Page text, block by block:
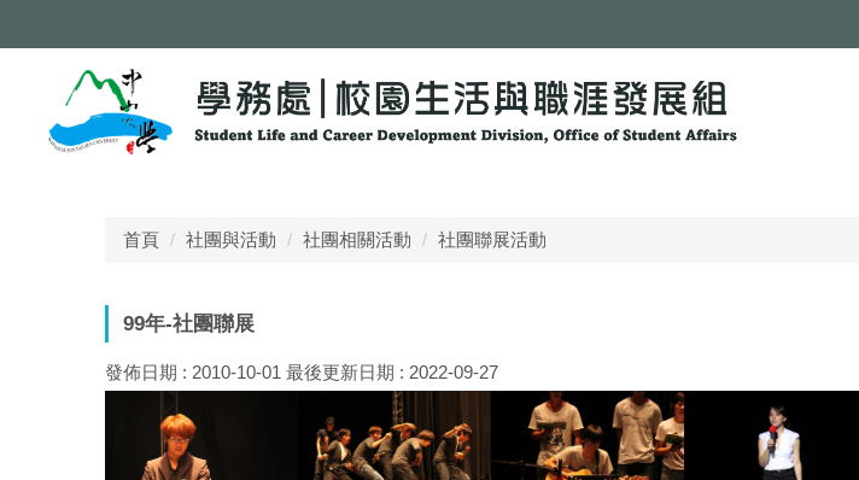
到
首頁 社團與活動 社團相關活動 社團聯展活動
99年-社團聯展
發佈日期 : 2010-10-01 最後更新日期 : 2022-09-27